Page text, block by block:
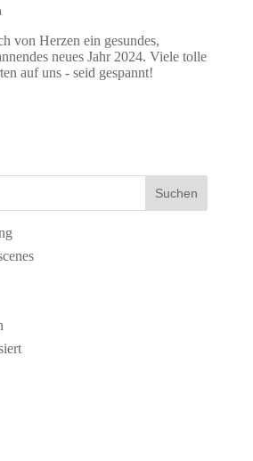
von Herzen ein gesundes,
neues Jahr 2024. Viele tolle
auf uns - seid gespannt!
Suchen